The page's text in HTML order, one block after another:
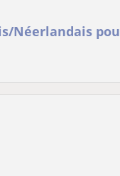
Néerlandais